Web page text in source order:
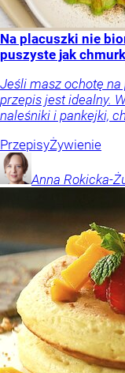
Na placuszki nie
puszyste jak
Jeśli masz ochotę na
przepis jest idealny.
naleśniki i pankejki,
PrzepisyŻywienie
Anna Rokicka-